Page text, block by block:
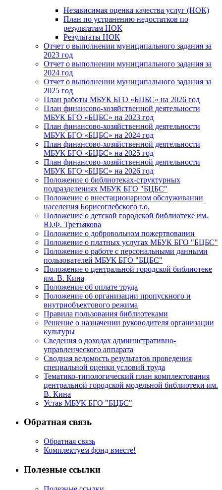
Независимая оценка качества услуг (НОК)
План по устранению недостатков по
результатам НОК
Результаты НОК
Отчет о выполнении муниципального задания за
2023 год
Отчет о выполнении муниципального задания за
2024 год
Отчет о выполнении муниципального задания за
2025 год
План работы МБУК БГО «БЦБС» на 2026 год
План финансово-хозяйственной деятельности
МБУК БГО «БЦБС» на 2023 год
План финансово-хозяйственной деятельности
МБУК БГО «БЦБС» на 2024 год
План финансово-хозяйственной деятельности
МБУК БГО «БЦБС» на 2025 год
План финансово-хозяйственной деятельности
МБУК БГО «БЦБС» на 2026 год
Положение о библиотеках-структурных
подразделениях МБУК БГО "БЦБС"
Положение о внестационарном обслуживании
населения Борисоглебского г.о.
Положение о детской городской библиотеке им.
Ю.Ф. Третьякова
Положение о добровольном пожертвовании
Положение о платных услугах МБУК БГО "БЦБС"
Положение о работе с персональными данными
пользователей МБУК БГО "БЦБС"
Положение о центральной городской библиотеке
им. В. Кина
Положение об оплате труда
Положение об организации пропускного и
внутриобъектового режима
Правила пользования библиотеками
Решение о назначении руководителя организации
культуры
Сведения о доходах административно-
управленческого аппарата
Сводная ведомость результатов проведения
специальной оценки условий труда
Тематико-типологический план комплектования
центральной городской модельной библиотеки им.
В. Кина
Устав МБУК БГО "БЦБС"
Обратная связь
Обратная связь
Комплектуем фонд вместе!
Полезные ссылки